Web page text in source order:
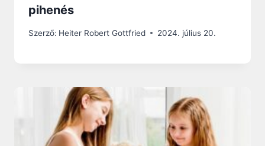
pihenés
Szerző: Heiter Robert Gottfried 2024. július 20.